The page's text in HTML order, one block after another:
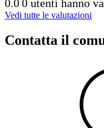
0.00 utenti hanno
Vedi tutte le valutazioni
Contatta il